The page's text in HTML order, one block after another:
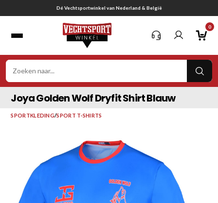
naar
Gratis verzending vanaf € 75,-
0
Joya Golden Wolf Dryfit Shirt Blauw
SPORTKLEDING/SPORT T-SHIRTS